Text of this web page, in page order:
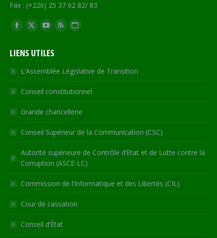
Fax : (+226) 25 37 62 82/ 83
Trouvez nous sur :
Facebook
opens
in
new
window
X
opens
in
new
window
YouTube
opens
in
new
window
RSS
in
new
window
Site
opens
in
new
LIENS UTILES
L’Assemblée Législative de Transition
Conseil constitutionnel
Grande chancellerie
Conseil Supérieur de la Communication (CSC)
Autorité supérieure de Contrôle d’Etat et de Lutte contre la
Corruption (ASCE-LC)
Commission de l’Informatique et des Libertés (CIL)
Cour de cassation
Conseil d’État